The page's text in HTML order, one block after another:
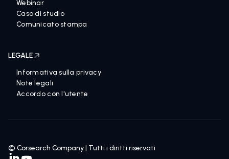
Webinar
Caso di studio
Comunicato stampa
LEGALE
Informativa sulla privacy
Note legali
Accordo con l'utente
© Corsearch Company | Tutti i diritti riservati